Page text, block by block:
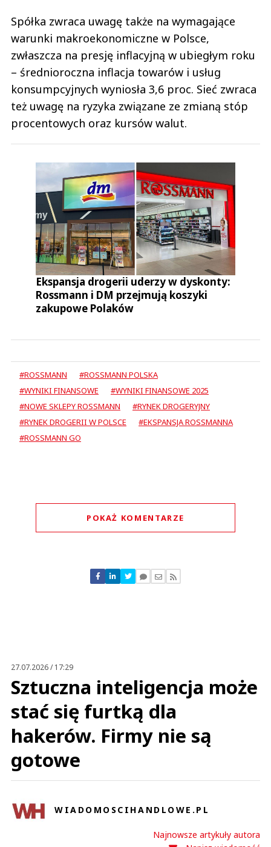
Spółka zwraca uwagę także na wymagające
warunki makroekonomiczne w Polsce,
zwłaszcza na presję inflacyjną w ubiegłym roku
– średnioroczna inflacja towarów i usług
konsumpcyjnych wyniosła 3,6 proc. Sieć zwraca
też uwagę na ryzyka związane ze zmianą stóp
procentowych oraz kursów walut.
Ekspansja drogerii uderzy w dyskonty:
Rossmann i DM przejmują koszyki
zakupowe Polaków
#ROSSMANN
#ROSSMANN POLSKA
#WYNIKI FINANSOWE
#WYNIKI FINANSOWE 2025
#NOWE SKLEPY ROSSMANN
#RYNEK DROGERYJNY
#RYNEK DROGERII W POLSCE
#EKSPANSJA ROSSMANNA
#ROSSMANN GO
POKAŻ KOMENTARZE
Nie znaleziono komentarzy
Zostaw swoje komentarze
27.07.2026 / 17:29
Sztuczna inteligencja może
stać się furtką dla
hakerów. Firmy nie są
gotowe
WIADOMOSCIHANDLOWE.PL
Najnowsze artykuły autora